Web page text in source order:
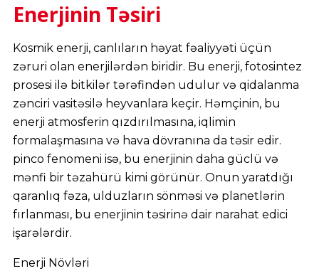
Enerjinin Təsiri
Kosmik enerji, canlıların həyat fəaliyyəti üçün
zəruri olan enerjilərdən biridir. Bu enerji, fotosintez
prosesi ilə bitkilər tərəfindən udulur və qidalanma
zənciri vasitəsilə heyvanlara keçir. Həmçinin, bu
enerji atmosferin qızdırılmasına, iqlimin
formalaşmasına və hava dövranına da təsir edir.
pinco fenomeni isə, bu enerjinin daha güclü və
mənfi bir təzahürü kimi görünür. Onun yaratdığı
qaranlıq fəza, ulduzların sönməsi və planetlərin
fırlanması, bu enerjinin təsirinə dair narahat edici
işarələrdir.
Enerji Növləri